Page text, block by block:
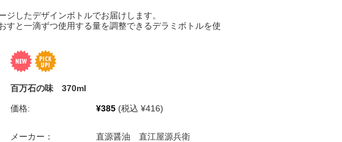
したデザインボトルでお届けします。
と一滴ずつ使用する量を調整できるデラミボトルを使
百万石の味 370ml
価格: ¥385 (税込 ¥416)
メーカー：
直源醤油 直江屋源兵衛